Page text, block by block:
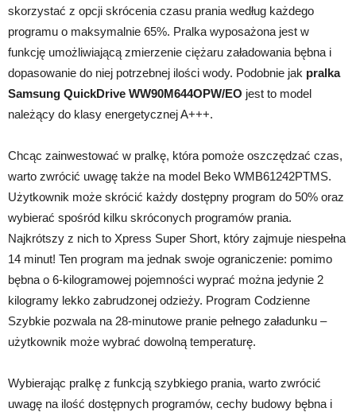
skorzystać z opcji skrócenia czasu prania według każdego
programu o maksymalnie 65%. Pralka wyposażona jest w
funkcję umożliwiającą zmierzenie ciężaru załadowania bębna i
dopasowanie do niej potrzebnej ilości wody. Podobnie jak pralka
Samsung QuickDrive WW90M644OPW/EO jest to model
należący do klasy energetycznej A+++.
Chcąc zainwestować w pralkę, która pomoże oszczędzać czas,
warto zwrócić uwagę także na model Beko WMB61242PTMS.
Użytkownik może skrócić każdy dostępny program do 50% oraz
wybierać spośród kilku skróconych programów prania.
Najkrótszy z nich to Xpress Super Short, który zajmuje niespełna
14 minut! Ten program ma jednak swoje ograniczenie: pomimo
bębna o 6-kilogramowej pojemności wyprać można jedynie 2
kilogramy lekko zabrudzonej odzieży. Program Codzienne
Szybkie pozwala na 28-minutowe pranie pełnego załadunku –
użytkownik może wybrać dowolną temperaturę.
Wybierając pralkę z funkcją szybkiego prania, warto zwrócić
uwagę na ilość dostępnych programów, cechy budowy bębna i